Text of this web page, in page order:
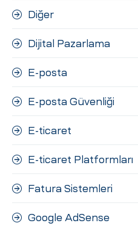
Diğer
Dijital Pazarlama
E-posta
E-posta Güvenliği
E-ticaret
E-ticaret Platformları
Fatura Sistemleri
Google AdSense